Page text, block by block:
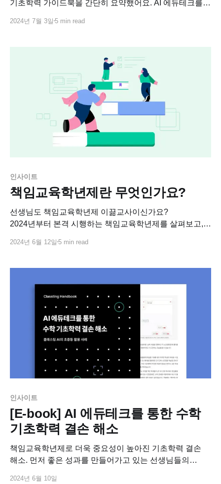
기초학력 가이드북을 간단히 요약했어요. AI 에듀테크를
지도 전략을 알아보세요.
2024년 7월 3일 5 min read
인사이트
책임교육학년제란 무엇인가요?
선생님도 책임교육학년제 이끎교사이신가요?
2024년부터 본격 시행하는 책임교육학년제를 살펴보고,
2024년 6월 12일 5 min read
인사이트
[E-book] AI 에듀테크를 통한 수학
기초학력 결손 해소
책임교육학년제로 더욱 중요성이 높아진 기초학력 결손
해소. 먼저 좋은 성과를 만들어가고 있는 선생님들의
2024년 6월 10일